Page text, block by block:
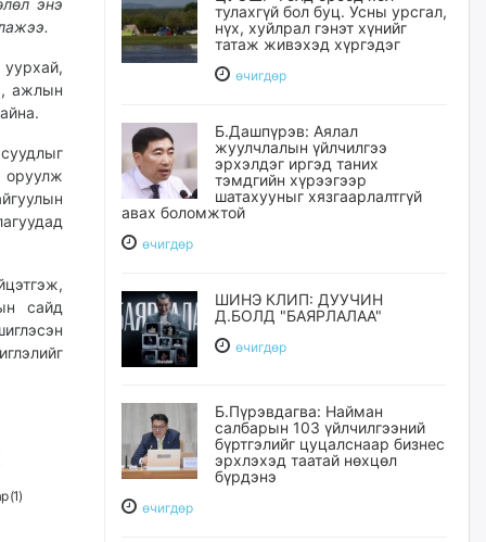
ажлын
сайд
(1)
тулахгүй бол буц. Усны урсгал,
нүх, хуйлрал гэнэт хүнийг
татаж живэхэд хүргэдэг
өчигдѳр
Б.Дашпүрэв: Аялал
жуулчлалын үйлчилгээ
эрхэлдэг иргэд таних
тэмдгийн хүрээгээр
шатахууныг хязгаарлалтгүй
авах боломжтой
өчигдѳр
ШИНЭ КЛИП: ДУУЧИН
Д.БОЛД "БАЯРЛАЛАА"
өчигдѳр
Б.Пүрэвдагва: Найман
салбарын 103 үйлчилгээний
бүртгэлийг цуцалснаар бизнес
эрхлэхэд таатай нөхцөл
бүрдэнэ
өчигдѳр